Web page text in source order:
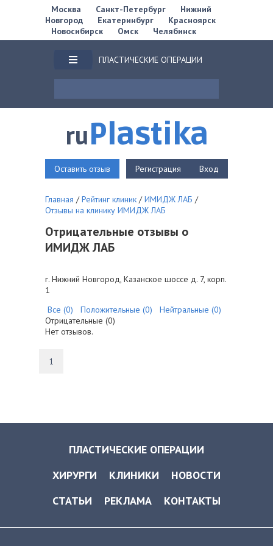
Москва Санкт-Петербург
Нижний
Новгород
Екатеринбург
Красноярск
Новосибирск
Омск Челябинск
ПЛАСТИЧЕСКИЕ ОПЕРАЦИИ
ruPlastika
Оставить отзыв Регистрация Вход
Главная / Рейтинг клиник / ИМИДЖ ЛАБ /
Отзывы на клинику ИМИДЖ ЛАБ
Отрицательные отзывы о
ИМИДЖ ЛАБ
г. Нижний Новгород, Казанское шоссе д. 7, корп.
1
Все (0)
Положительные (0)
Нейтральные (0)
Отрицательные (0)
Нет отзывов.
1
ПЛАСТИЧЕСКИЕ ОПЕРАЦИИ
ХИРУРГИ
КЛИНИКИ
НОВОСТИ
СТАТЬИ
РЕКЛАМА КОНТАКТЫ